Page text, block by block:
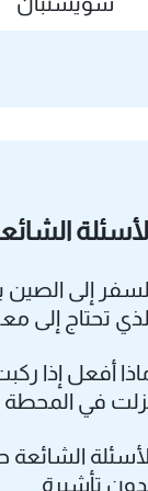
إلى الصين
تحتاج إلى
أفعل إذا
في المحطة
الشائعة
تأشيرة